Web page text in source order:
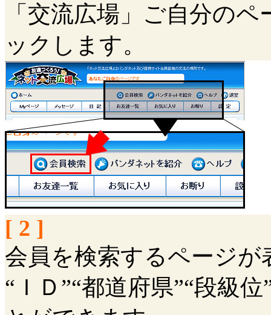
「交流広場」ご自分の
ックします。
[ 2 ]
会員を検索するページが
“ＩＤ”“都道府県”“段級